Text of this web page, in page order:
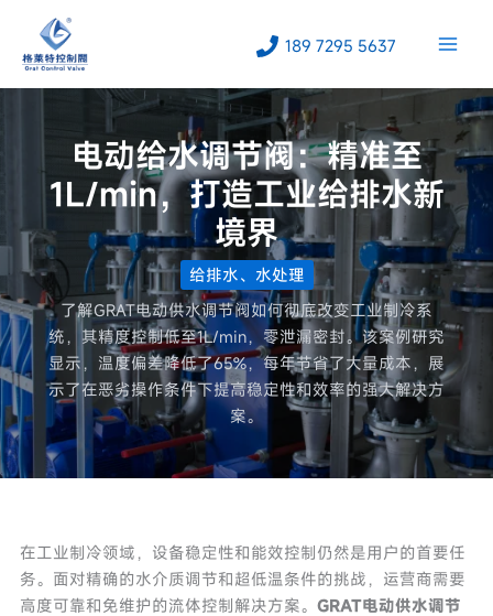
容
189 7295 5637
电动给水调节阀：精准至
1L/min，打造工业给排水新
境界
给排水、水处理
了解GRAT电动供水调节阀如何彻底改变工业制冷系
统，其精度控制低至1L/min，零泄漏密封。该案例研究
显示，温度偏差降低了65%，每年节省了大量成本，展
示了在恶劣操作条件下提高稳定性和效率的强大解决方
案。
在工业制冷领域，设备稳定性和能效控制仍然是用户的首要任
务。面对精确的水介质调节和超低温条件的挑战，运营商需要
高度可靠和免维护的流体控制解决方案。 GRAT电动供水调节